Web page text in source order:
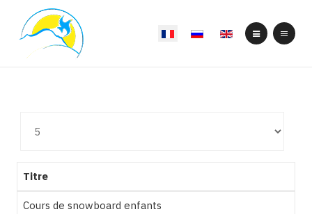
Select your language
Titre
Cours de snowboard enfants